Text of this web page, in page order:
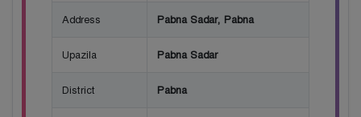
Address Pabna Sadar, Pabna
Upazila Pabna Sadar
District Pabna